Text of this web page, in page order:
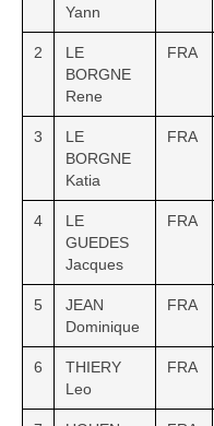
Yann
2
LE
BORGNE
Rene
FRA
3
LE
BORGNE
Katia
FRA
4
LE
GUEDES
Jacques
FRA
5
JEAN
Dominique
FRA
6
THIERY
Leo
FRA